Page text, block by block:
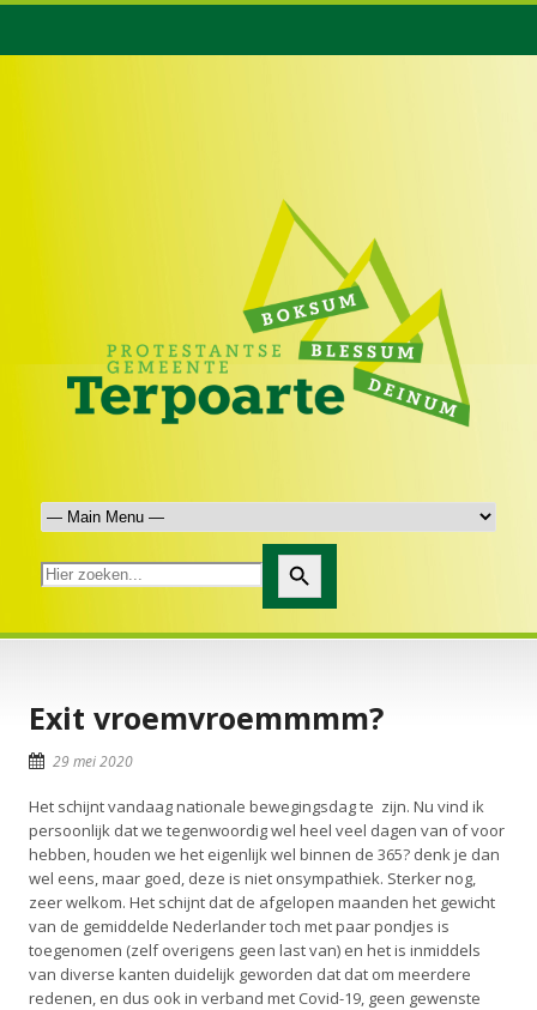
Zoekknop
Exit vroemvroemmmm?
29 mei 2020
Het schijnt vandaag nationale bewegingsdag te zijn. Nu vind ik
persoonlijk dat we tegenwoordig wel heel veel dagen van of voor
hebben, houden we het eigenlijk wel binnen de 365? denk je dan
wel eens, maar goed, deze is niet onsympathiek. Sterker nog,
zeer welkom. Het schijnt dat de afgelopen maanden het gewicht
van de gemiddelde Nederlander toch met paar pondjes is
toegenomen (zelf overigens geen last van) en het is inmiddels
van diverse kanten duidelijk geworden dat dat om meerdere
redenen, en dus ook in verband met Covid-19, geen gewenste